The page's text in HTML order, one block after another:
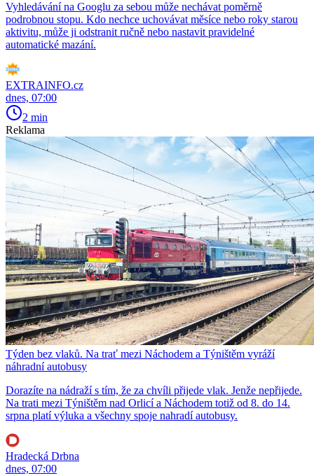
Vyhledávání na Googlu za sebou může nechávat poměrně
podrobnou stopu. Kdo nechce uchovávat měsíce nebo roky starou
aktivitu, může ji odstranit ručně nebo nastavit pravidelné
automatické mazání.
EXTRAINFO.cz
dnes, 07:00
2 min
Reklama
Týden bez vlaků. Na trať mezi Náchodem a Týništěm vyráží
náhradní autobusy
Dorazíte na nádraží s tím, že za chvíli přijede vlak. Jenže nepřijede.
Na trati mezi Týništěm nad Orlicí a Náchodem totiž od 8. do 14.
srpna platí výluka a všechny spoje nahradí autobusy.
Hradecká Drbna
dnes, 07:00